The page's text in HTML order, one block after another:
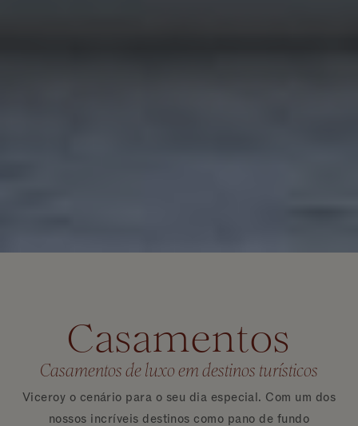
Casamentos
Casamentos de luxo em destinos turísticos
Viceroy o cenário para o seu dia especial. Com um dos
nossos incríveis destinos como pano de fundo